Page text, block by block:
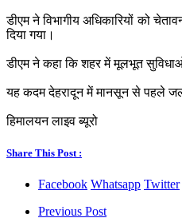
डीएम ने विभागीय अधिकारियों को
दिया गया।
डीएम ने कहा कि शहर में मूलभूत
यह कदम देहरादून में मानसून से पहले
हिमालयन लाइव ब्यूरो
Share This Post :
Facebook Whatsapp Twitter
Previous Post